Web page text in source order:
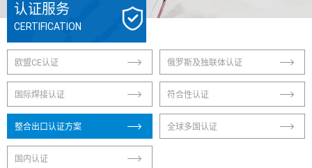
认证服务
CERTIFICATION
欧盟CE认证 俄罗斯及独联体认证
国际焊接认证 符合性认证
整合出口认证方案 全球多国认证
国内认证